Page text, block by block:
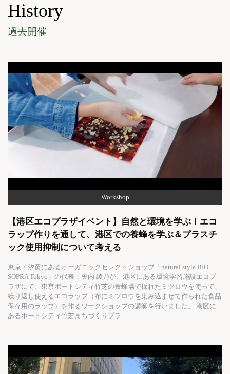
History
過去開催
Workshop
【港区エコプラザイベント】自然と環境を学ぶ！エコ
ラップ作りを通して、港区での養蜂を学ぶ＆プラスチ
ック使用抑制について考える
東京・汐留にあるオーガニックセレクトショップ「natural style BIO
SOPRA Tokyo」の代表：矢内 綾乃が、港区にある環境学習施設エコプ
ラザにて、東京ポートシティ竹芝の養蜂場で採れたミツロウを使って、
繰り返し使えるエコラップ（布にミツロウを染み込ませて作られた食品
保存用のラップ）を作るワークショップの講師を行いました。 港区に
あるポートシティ竹芝まちづくりプラ